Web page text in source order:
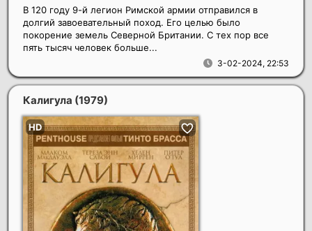
3-02-2024, 22:53
В 120 году 9-й легион Римской армии отправился в
долгий завоевательный поход. Его целью было
покорение земель Северной Британии. С тех пор все
пять тысяч человек больше...
Калигула (1979)